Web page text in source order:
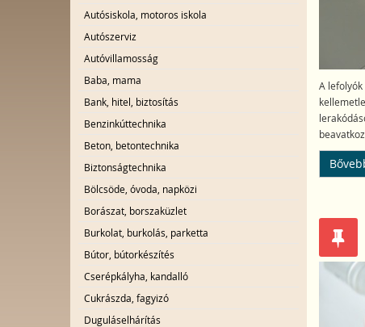
Autósiskola, motoros iskola
Autószerviz
Autóvillamosság
Baba, mama
Bank, hitel, biztosítás
Benzinkúttechnika
Beton, betontechnika
Biztonságtechnika
Bölcsöde, óvoda, napközi
Borászat, borszaküzlet
Burkolat, burkolás, parketta
Bútor, bútorkészítés
Cserépkályha, kandalló
Cukrászda, fagyizó
Duguláselhárítás
A